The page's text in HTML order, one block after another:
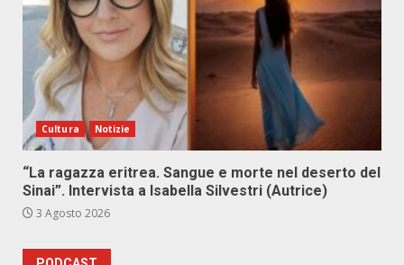
Cultura Notizie
“La ragazza eritrea. Sangue e morte nel deserto del
Sinai”. Intervista a Isabella Silvestri (Autrice)
3 Agosto 2026